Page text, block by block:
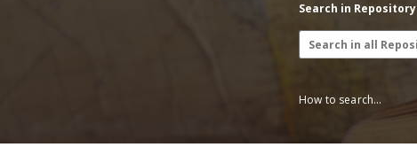
Search in Repository
How to search...